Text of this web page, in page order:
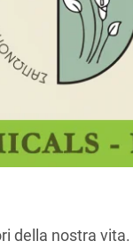
della nostra